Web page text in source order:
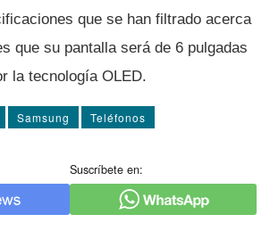
que se han filtrado acerca
que su pantalla será de 6 pulgadas
la tecnologí­a OLED.
Samsung Teléfonos
Suscríbete en: